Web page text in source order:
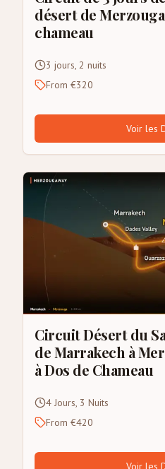
désert de
chameau
3 jours, 2 nuits
From €320
Voir les
Circuit Désert du
de Marrakech à
à Dos de Chameau
4 Jours, 3 Nuits
From €420
Voir les